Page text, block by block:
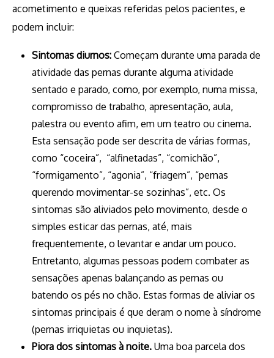
acometimento e queixas referidas pelos pacientes, e
podem incluir:
Sintomas diurnos: Começam durante uma parada de
atividade das pernas durante alguma atividade
sentado e parado, como, por exemplo, numa missa,
compromisso de trabalho, apresentação, aula,
palestra ou evento afim, em um teatro ou cinema.
Esta sensação pode ser descrita de várias formas,
como “coceira”, “alfinetadas”, “comichão”,
“formigamento”, “agonia”, “friagem”, “pernas
querendo movimentar-se sozinhas”, etc. Os
sintomas são aliviados pelo movimento, desde o
simples esticar das pernas, até, mais
frequentemente, o levantar e andar um pouco.
Entretanto, algumas pessoas podem combater as
sensações apenas balançando as pernas ou
batendo os pés no chão. Estas formas de aliviar os
sintomas principais é que deram o nome à síndrome
(pernas irriquietas ou inquietas).
Piora dos sintomas à noite. Uma boa parcela dos